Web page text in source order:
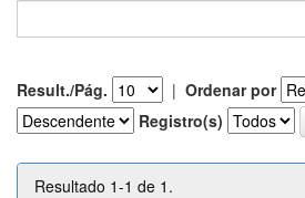
Result./Pág. | Ordenar por
Registro(s)
Resultado 1-1 de 1.